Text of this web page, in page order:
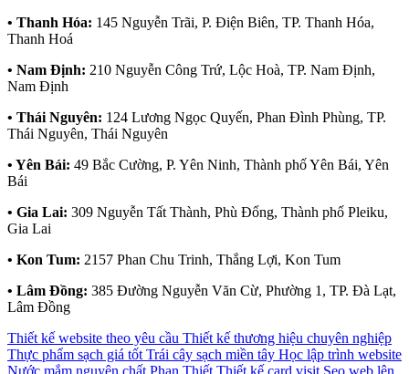
• Thanh Hóa: 145 Nguyễn Trãi, P. Điện Biên, TP. Thanh Hóa,
Thanh Hoá
• Nam Định: 210 Nguyễn Công Trứ, Lộc Hoà, TP. Nam Định,
Nam Định
• Thái Nguyên: 124 Lương Ngọc Quyến, Phan Đình Phùng, TP.
Thái Nguyên, Thái Nguyên
• Yên Bái: 49 Bắc Cường, P. Yên Ninh, Thành phố Yên Bái, Yên
Bái
• Gia Lai: 309 Nguyễn Tất Thành, Phù Đổng, Thành phố Pleiku,
Gia Lai
• Kon Tum: 2157 Phan Chu Trinh, Thắng Lợi, Kon Tum
• Lâm Đồng: 385 Đường Nguyễn Văn Cừ, Phường 1, TP. Đà Lạt,
Lâm Đồng
Thiết kế website theo yêu cầu Thiết kế thương hiệu chuyên nghiệp
Thực phẩm sạch giá tốt Trái cây sạch miền tây Học lập trình website
Nước mắm nguyên chất Phan Thiết Thiết kế card visit Seo web lên